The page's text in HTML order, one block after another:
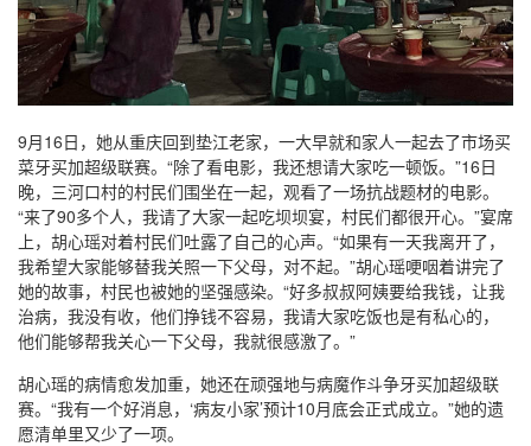
9月16日，她从重庆回到垫江老家，一大早就和家人一起去了市场买
菜牙买加超级联赛。“除了看电影，我还想请大家吃一顿饭。”16日
晚，三河口村的村民们围坐在一起，观看了一场抗战题材的电影。
“来了90多个人，我请了大家一起吃坝坝宴，村民们都很开心。”宴席
上，胡心瑶对着村民们吐露了自己的心声。“如果有一天我离开了，
我希望大家能够替我关照一下父母，对不起。”胡心瑶哽咽着讲完了
她的故事，村民也被她的坚强感染。“好多叔叔阿姨要给我钱，让我
治病，我没有收，他们挣钱不容易，我请大家吃饭也是有私心的，
他们能够帮我关心一下父母，我就很感激了。”
胡心瑶的病情愈发加重，她还在顽强地与病魔作斗争牙买加超级联
赛。“我有一个好消息，‘病友小家’预计10月底会正式成立。”她的遗
愿清单里又少了一项。